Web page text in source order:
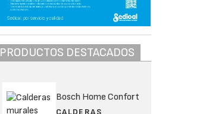
PRODUCTOS DESTACADOS
Bosch Home Confort
CALDERAS